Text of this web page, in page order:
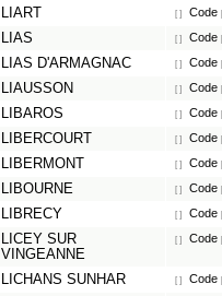
LIART [ ]
Code
LIAS [ ]
Code
LIAS D'ARMAGNAC [ ]
Code
LIAUSSON [ ]
Code
LIBAROS [ ]
Code
LIBERCOURT [ ]
Code
LIBERMONT [ ]
Code
LIBOURNE [ ]
Code
LIBRECY [ ]
Code
LICEY SUR
VINGEANNE
[ ] Code
LICHANS SUNHAR [ ]
Code